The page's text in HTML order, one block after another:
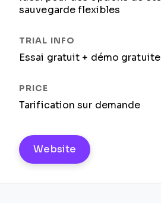
sauvegarde flexibles
Essai gratuit + démo
Tarification sur demande
Website